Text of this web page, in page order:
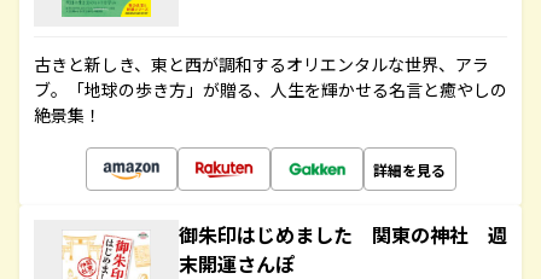
古きと新しき、東と西が調和するオリエンタルな世界、アラ
ブ。「地球の歩き方」が贈る、人生を輝かせる名言と癒やしの
絶景集！
詳細を見る
御朱印はじめました 関東の神社 週
末開運さんぽ